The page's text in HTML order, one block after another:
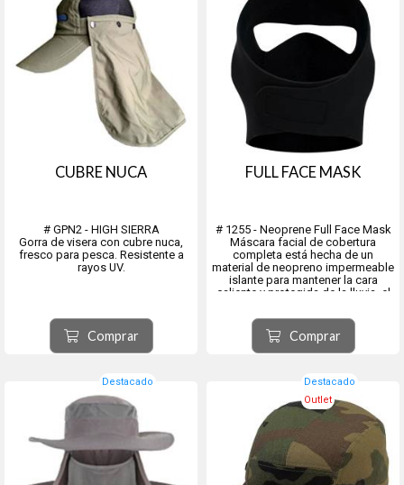
CUBRE NUCA
# GPN2 - HIGH SIERRA
Gorra de visera con cubre nuca,
fresco para pesca. Resistente a
rayos UV.
Comprar
FULL FACE MASK
# 1255 - Neoprene Full Face Mask
Máscara facial de cobertura
completa está hecha de un
material de neopreno impermeable
islante para mantener la cara
caliente y protegida de la lluvia, el
Material aislante de caucho de
neopreno diseñado para
mantenerlo abrigado y seco
Ventila...
Comprar
Destacado
Destacado
Outlet